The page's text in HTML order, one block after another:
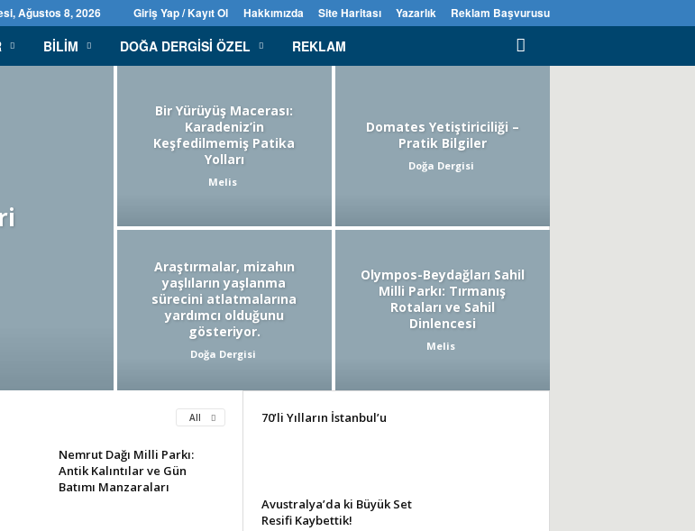
Ağustos 8, 2026 Giriş Yap / Kayıt Ol Hakkımızda Site Haritası Yazarlık Reklam Başvurusu
BILIM DOĞA DERGISI ÖZEL REKLAM
Bir Yürüyüş Macerası:
Karadeniz’in
Keşfedilmemiş Patika
Yolları
Melis
Domates Yetiştiriciliği –
Pratik Bilgiler
Doğa Dergisi
Araştırmalar, mizahın
yaşlıların yaşlanma
sürecini atlatmalarına
yardımcı olduğunu
gösteriyor.
Doğa Dergisi
Olympos-Beydağları Sahil
Milli Parkı: Tırmanış
Rotaları ve Sahil
Dinlencesi
Melis
All
Nemrut Dağı Milli Parkı:
Antik Kalıntılar ve Gün
Batımı Manzaraları
70’li Yılların İstanbul’u
Avustralya’da ki Büyük Set
Resifi Kaybettik!